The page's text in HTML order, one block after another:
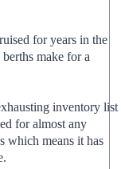
for years in the
make for a
inventory list
for almost any
which means it has